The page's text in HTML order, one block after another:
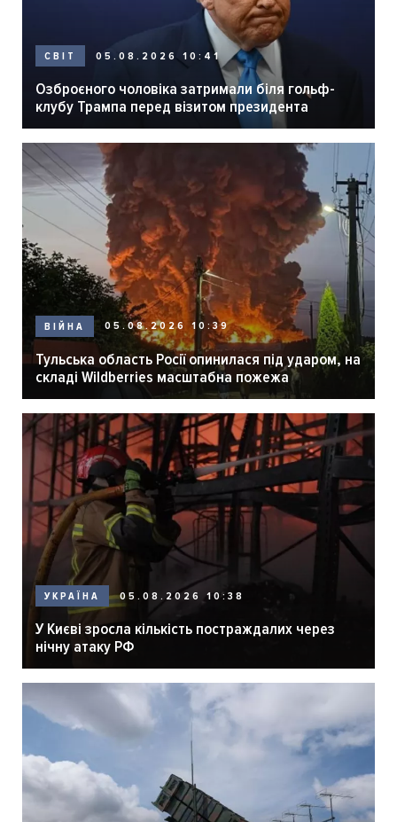
СВІТ 05.08.2026 10:41
Озброєного чоловіка затримали біля гольф-
клубу Трампа перед візитом президента
ВІЙНА 05.08.2026 10:39
Тульська область Росії опинилася під ударом, на
складі Wildberries масштабна пожежа
УКРАЇНА 05.08.2026 10:38
У Києві зросла кількість постраждалих через
нічну атаку РФ